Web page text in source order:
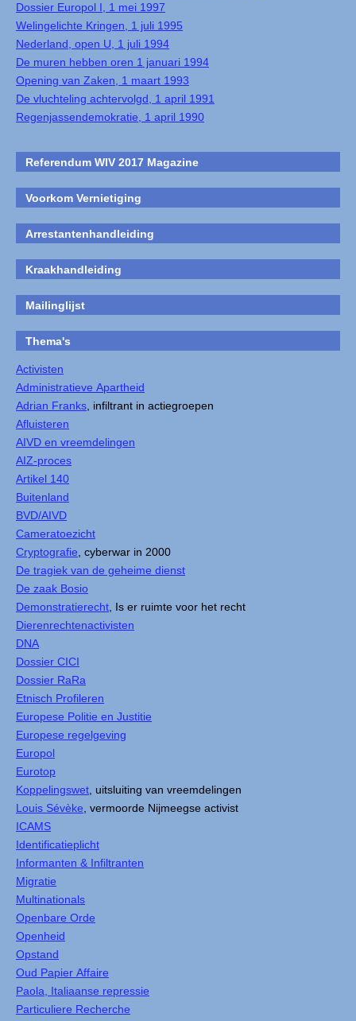
Dossier Europol I, 1 mei 1997
Welingelichte Kringen, 1 juli 1995
Nederland, open U, 1 juli 1994
De muren hebben oren 1 januari 1994
Opening van Zaken, 1 maart 1993
De vluchteling achtervolgd, 1 april 1991
Regenjassendemokratie, 1 april 1990
Referendum WIV 2017 Magazine
Voorkom Vernietiging
Arrestantenhandleiding
Kraakhandleiding
Mailinglijst
Thema's
Activisten
Administratieve Apartheid
Adrian Franks , infiltrant in actiegroepen
Afluisteren
AIVD en vreemdelingen
AIZ-proces
Artikel 140
Buitenland
BVD/AIVD
Cameratoezicht
Cryptografie , cyberwar in 2000
De tragiek van de geheime dienst
De zaak Bosio
Demonstratierecht , Is er ruimte voor het recht
Dierenrechtenactivisten
DNA
Dossier CICI
Dossier RaRa
Etnisch Profileren
Europese Politie en Justitie
Europese regelgeving
Europol
Eurotop
Koppelingswet , uitsluiting van vreemdelingen
Louis Sévèke , vermoorde Nijmeegse activist
ICAMS
Identificatieplicht
Informanten & Infiltranten
Migratie
Multinationals
Openbare Orde
Openheid
Opstand
Oud Papier Affaire
Paola, Italiaanse repressie
Particuliere Recherche